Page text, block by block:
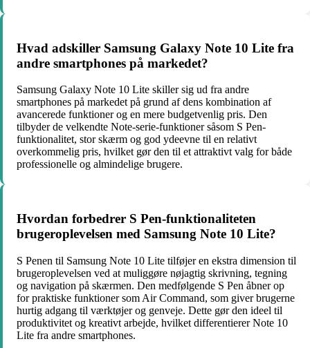
Hvad adskiller Samsung Galaxy Note 10 Lite fra
andre smartphones på markedet?
Samsung Galaxy Note 10 Lite skiller sig ud fra andre
smartphones på markedet på grund af dens kombination af
avancerede funktioner og en mere budgetvenlig pris. Den
tilbyder de velkendte Note-serie-funktioner såsom S Pen-
funktionalitet, stor skærm og god ydeevne til en relativt
overkommelig pris, hvilket gør den til et attraktivt valg for både
professionelle og almindelige brugere.
Hvordan forbedrer S Pen-funktionaliteten
brugeroplevelsen med Samsung Note 10 Lite?
S Penen til Samsung Note 10 Lite tilføjer en ekstra dimension til
brugeroplevelsen ved at muliggøre nøjagtig skrivning, tegning
og navigation på skærmen. Den medfølgende S Pen åbner op
for praktiske funktioner som Air Command, som giver brugerne
hurtig adgang til værktøjer og genveje. Dette gør den ideel til
produktivitet og kreativt arbejde, hvilket differentierer Note 10
Lite fra andre smartphones.